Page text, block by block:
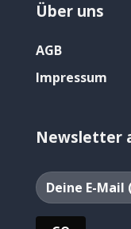
Über uns
AGB
Impressum
Newsletter